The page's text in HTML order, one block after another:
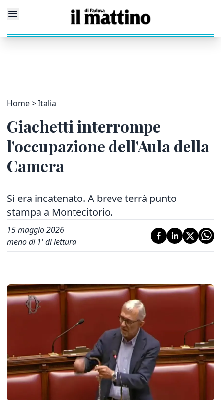
Home Italia
Giachetti interrompe
l'occupazione dell'Aula della
Camera
Si era incatenato. A breve terrà punto
stampa a Montecitorio.
15 maggio 2026
meno di 1' di lettura